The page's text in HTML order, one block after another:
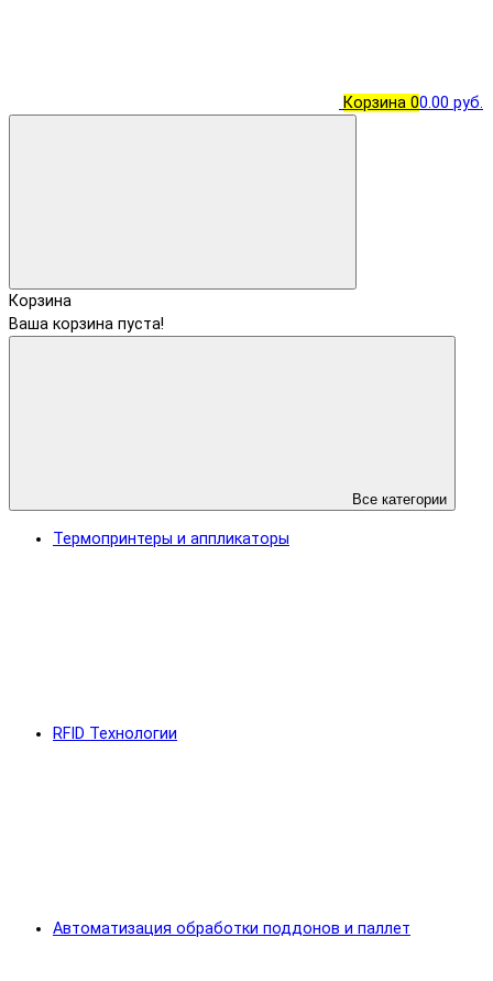
Корзина 00.00 руб.
Корзина
Ваша корзина пуста!
Все категории
Термопринтеры и аппликаторы
RFID Технологии
Автоматизация обработки поддонов и паллет